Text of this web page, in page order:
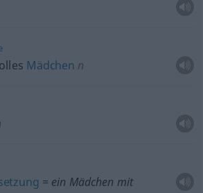
Mädchen n
= ein Mädchen mit